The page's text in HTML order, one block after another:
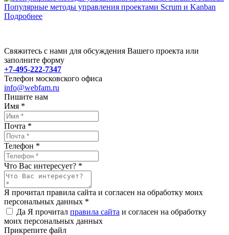
Популярные методы управления проектами Scrum и Kanban
Подробнее
Свяжитесь с нами для обсуждения Вашего проекта или
заполните форму
+7-495-222-7347
Телефон московского офиса
info@webfam.ru
Пишите нам
Имя *
Почта *
Телефон *
Что Вас интересует? *
Я прочитал правила сайта и согласен на обработку моих
персональных данных *
Да Я прочитал правила сайта и согласен на обработку
моих персональных данных
Прикрепите файл